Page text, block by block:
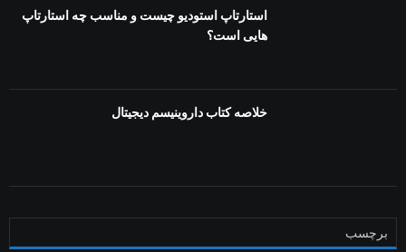
استارتاپ استودیو چیست و مناسب چه استارتاپ
هایی است؟
خلاصه کتاب داروینیسم دیجیتال
برچسب